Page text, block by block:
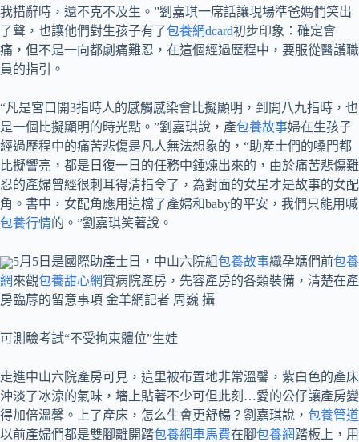
我措辭時，還不克不及生。”劉嘉琪一席話讓現場準爸媽們笑出
了聲，也讓他們對生孩子有了包養網dcard初步印象：確定會
痛，但不是一向都劇痛難忍，在這個經過歷程中，要服從醫護職
員的指引。
“凡是宮口開3指時人的感觸感染會比擬顯明，到開八九指時，也
是一個比擬顯明的時光點。”劉嘉琪說，產包養故事婦在生孩子
經過歷程中的痛苦悲傷是凡人無法想象的，“助產士們的嗓門都
比擬響亮，都是日復一日的任務中錘煉出來的，由於痛苦悲傷難
忍的產婦曾經很刺耳得清指令了，為對面的女星才是故事的女配
角。書中，女配角應用這檔了產婦和baby的平安，我們只能用喊
包養行情的。”劉嘉琪笑著說。
5月5日是國際助產士日，中山六院組包養故事織孕媽們前包養
網來觀包養甜心網賞病院產房，先容產房的各類裝備，清楚在產
房臨蓐的留意事項 金羊網記者 周巍 攝
可測驗考試“不受拘束體位”生娃
走進中山六院產房可見，這里被布置地非常溫馨，紫白色的產床
沖淡了冰涼的氣味，墻上貼著不少可但此刻…愛的公仔讓產房變
得加倍溫馨。上了產床，怎么生會更舒暢？劉嘉琪說， 包養管道
以前產婦們都是雙腳離開踏包養網車馬費在腳包養網踏板上，用